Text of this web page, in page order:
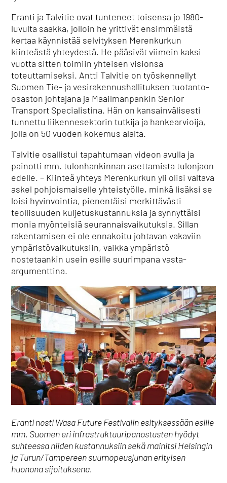
Eranti ja Talvitie ovat tunteneet toisensa jo 1980-
luvulta saakka, jolloin he yrittivät ensimmäistä
kertaa käynnistää selvityksen Merenkurkun
kiinteästä yhteydestä. He pääsivät viimein kaksi
vuotta sitten toimiin yhteisen visionsa
toteuttamiseksi. Antti Talvitie on työskennellyt
Suomen Tie- ja vesirakennushallituksen tuotanto-
osaston johtajana ja Maailmanpankin Senior
Transport Specialistina. Hän on kansainvälisesti
tunnettu liikennesektorin tutkija ja hankearvioija,
jolla on 50 vuoden kokemus alalta.
Talvitie osallistui tapahtumaan videon avulla ja
painotti mm. tulonhankinnan asettamista tulonjaon
edelle. – Kiinteä yhteys Merenkurkun yli olisi valtava
askel pohjoismaiselle yhteistyölle, minkä lisäksi se
loisi hyvinvointia, pienentäisi merkittävästi
teollisuuden kuljetuskustannuksia ja synnyttäisi
monia myönteisiä seurannaisvaikutuksia. Sillan
rakentamisen ei ole ennakoitu johtavan vakaviin
ympäristövaikutuksiin, vaikka ympäristö
nostetaankin usein esille suurimpana vasta-
argumenttina.
Eranti nosti Wasa Future Festivalin esityksessään esille
mm. Suomen eri infrastruktuuripanostusten hyödyt
suhteessa niiden kustannuksiin sekä mainitsi Helsingin
ja Turun/Tampereen suurnopeusjunan erityisen
huonona sijoituksena.